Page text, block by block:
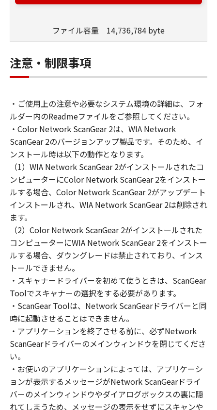
（本契約書においては、「本ソフトウェア」を
ること、またはコンピューターにおいて表示す
ること、アクセスすること、もしくは実行する
ことのいずれも含むものとします。）するため
お客様は、また「指定機器」にネットワークを
通じて接続されたコンピューター上で、かかる
コンピューターの使用者に対して「本ソフトウ
ェア」を使用させることができますが、かかる
コンピューターの使用者に本契約書上の義務お
よび条件を遵守させるとともに、その履行に関
し全責任を負うことを条件とします。
(2) お客様は、上記(1)に基づいて「本ソフトウ
ェア」を使用するためのバックアップとして、
「本ソフトウェア」を１部、複製することがで
きます。
(3) 上記(1)および(2)に定める場合を除き、キヤ
ノンまたはキヤノンのライセンサーのいかなる
知的財産権も、明示たると黙示たるとを問わ
ず、本契約書によってお客様に譲渡あるいは許
諾されるものではありません。
２．制限
(1) お客様は、再使用許諾、譲渡、販売、頒
布、リースもしくは貸与その他の方法により、
第三者に「本ソフトウェア」を使用させること
はできません。
は一部を修正、改変、逆コンパイル、逆アセン
ブル、その他リバースエンジニアリング等する
ことはできません。また第三者にこのような行
ファイル容量 14,736,784 byte
注意・制限事項
・ご使用上の注意や必要なシステム環境の詳細は、フォ
ルダー内のReadmeファイルをご参照してください。
・Color Network ScanGear 2は、WIA Network
ScanGear 2のバージョンアップ製品です。そのため、イ
ンストール時は以下の動作となります。
（1）WIA Network ScanGear 2がインストールされたコ
ンピューターにColor Network ScanGear 2をインストー
ルする場合、Color Network ScanGear 2がアップデート
インストールされ、WIA Network ScanGear 2は削除され
ます。
（2）Color Network ScanGear 2がインストールされた
コンピューターにWIA Network ScanGear 2をインストー
ルする場合、ダウングレードは禁止されており、インス
トールできません。
・スキャナードライバーを初めて使うときは、ScanGear
Toolでスキャナーの選択をする必要があります。
・ScanGear Toolは、Network ScanGearドライバーと同
時に起動させることはできません。
・アプリケーションを終了させる前に、必ずNetwork
ScanGearドライバーのメインウィンドウを閉じてくださ
い。
・お使いのアプリケーションによっては、アプリケーシ
ョンが表示するメッセージがNetwork ScanGearドライ
バーのメインウィンドウやダイアログボックスの裏に隠
れてしまうため、メッセージの表示をせずにスキャンや